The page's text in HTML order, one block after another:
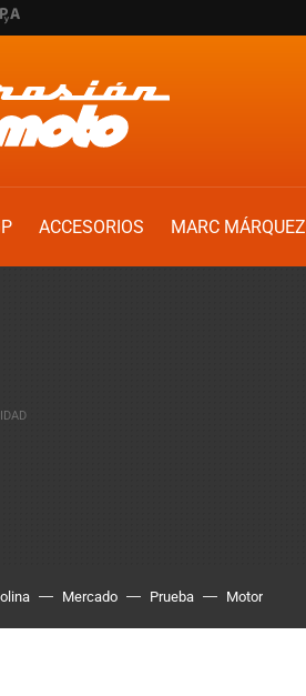
ACCESORIOS
MARC MÁRQUEZ
Mercado Prueba Motor